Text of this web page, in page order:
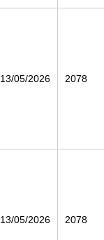
13/05/2026 2078
13/05/2026 2078